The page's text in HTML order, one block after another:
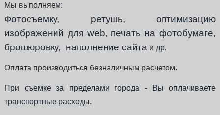
Мы выполняем:
Фотосъемку, ретушь, оптимизацию
изображений для web, печать на фотобумаге,
брошюровку, наполнение сайта и др.
Оплата производиться безналичным расчетом.
При съемке за пределами города - Вы оплачиваете
транспортные расходы.